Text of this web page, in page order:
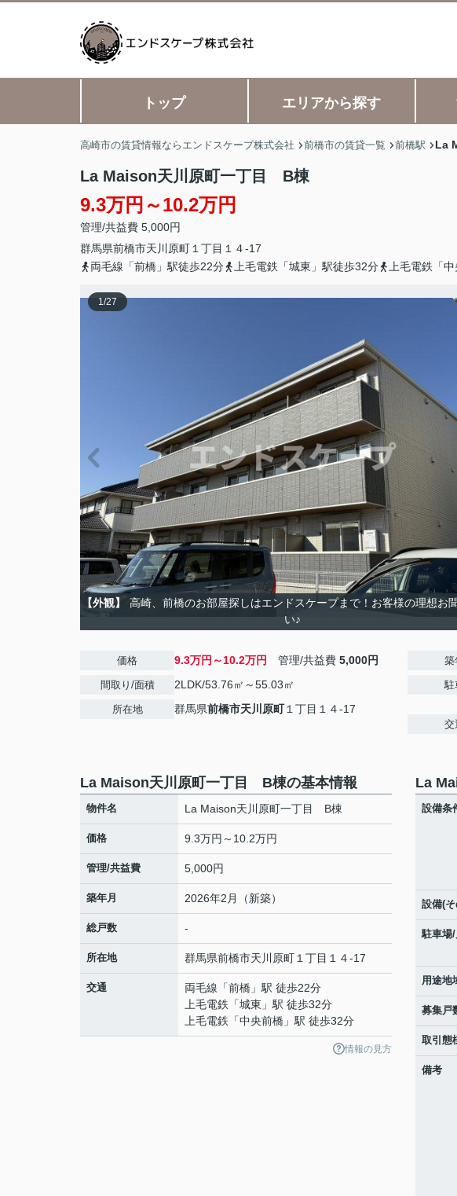
トップ エリアから探す
高崎市の賃貸情報ならエンドスケープ株式会社 前橋市の賃貸一覧 前橋駅 La
La Maison天川原町一丁目 B棟
9.3万円～10.2万円
管理/共益費 5,000円
群馬県前橋市天川原町 １丁目１４-17
両毛線「前橋」駅徒歩22分
上毛電鉄「城東」駅徒歩32分 上毛電鉄「
1/27
【外観】
高崎、前橋のお部屋探しはエンドスケープまで！お客様の理想お
い♪
価格 9.3万円～10.2万円 管理/共益費 5,000円
間取り/面積 2LDK/53.76㎡～55.03㎡
所在地 群馬県前橋市天川原町１丁目１４-17
築
駐
交
La Maison天川原町一丁目 B棟の基本情報
物件名 La Maison天川原町一丁目 B棟
価格 9.3万円～10.2万円
管理/共益費 5,000円
築年月 2026年2月（新築）
総戸数 -
所在地 群馬県前橋市天川原町 １丁目１４-17
交通 両毛線 「前橋 」駅 徒歩22分
上毛電鉄 「城東 」駅 徒歩32分
上毛電鉄 「中央前橋 」駅 徒歩32分
情報の見方
La
設備条
設備(
駐車場
用途地
募集戸
取引態
備考